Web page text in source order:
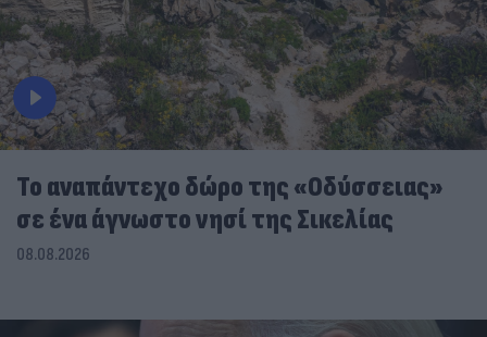
To αναπάντεχο δώρο της «Οδύσσειας»
σε ένα άγνωστο νησί της Σικελίας
08.08.2026